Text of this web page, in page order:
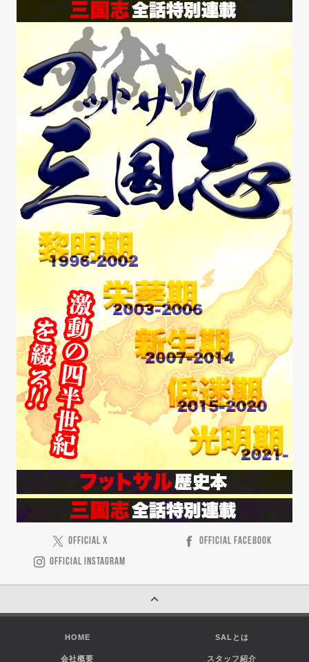
OFFICIAL X
OFFICIAL FACEBOOK
OFFICIAL INSTAGRAM
HOME SALとは
会社概要 スタッフ紹介